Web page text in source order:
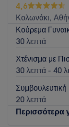
4,6
Κολωνάκι,
Κούρεμα
30 λεπτά
Χτένισμα με
30 λεπτά - 40
Συμβουλευτική
20 λεπτά
Περισσότερα